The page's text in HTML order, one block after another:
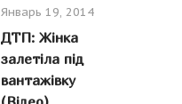
Январь 19, 2014
ДТП: Жінка
залетіла під
вантажівку